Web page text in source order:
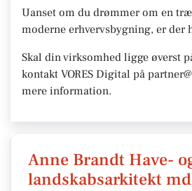
Uanset om du drømmer om en
moderne erhvervsbygning, er der
Skal din virksomhed ligge øverst
kontakt VORES Digital på
mere information.
Anne Brandt Have-
landskabsarkitekt